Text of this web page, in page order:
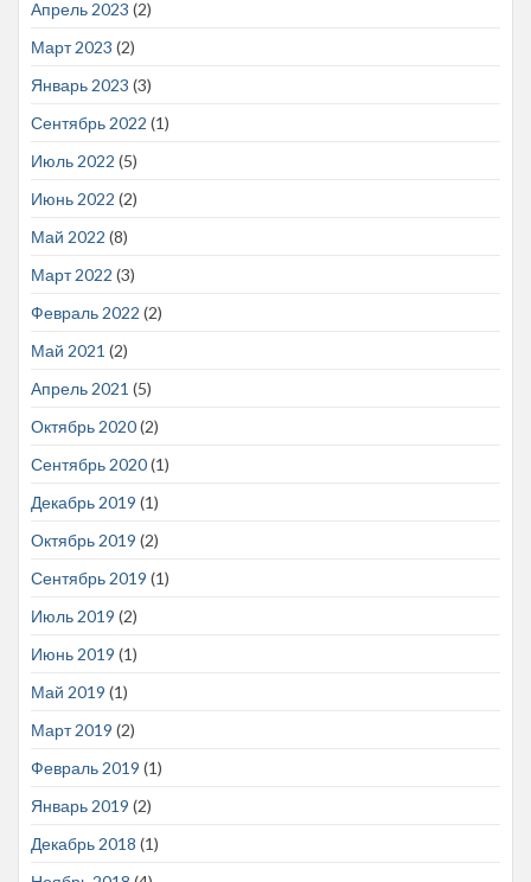
Апрель 2023 (2)
Март 2023 (2)
Январь 2023 (3)
Сентябрь 2022 (1)
Июль 2022 (5)
Июнь 2022 (2)
Май 2022 (8)
Март 2022 (3)
Февраль 2022 (2)
Май 2021 (2)
Апрель 2021 (5)
Октябрь 2020(2)
Сентябрь 2020(1)
Декабрь 2019 (1)
Октябрь 2019 (2)
Сентябрь 2019 (1)
Июль 2019 (2)
Июнь 2019 (1)
Май 2019 (1)
Март 2019 (2)
Февраль 2019 (1)
Январь 2019 (2)
Декабрь 2018 (1)